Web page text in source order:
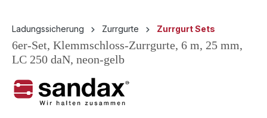
Ladungssicherung Zurrgurte Zurrgurt Sets
6er-Set, Klemmschloss-Zurrgurte, 6 m, 25 mm,
LC 250 daN, neon-gelb